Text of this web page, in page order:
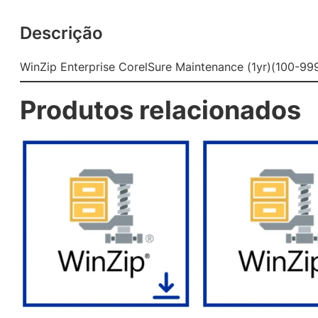
Descrição
WinZip Enterprise CorelSure Maintenance (1yr)(100-
Produtos relacionados